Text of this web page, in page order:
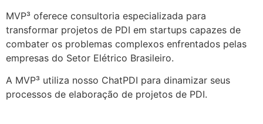
MVP³ oferece consultoria especializada para
transformar projetos de PDI em startups capazes de
combater os problemas complexos enfrentados pelas
empresas do Setor Elétrico Brasileiro.
A MVP³ utiliza nosso ChatPDI para dinamizar seus
processos de elaboração de projetos de PDI.